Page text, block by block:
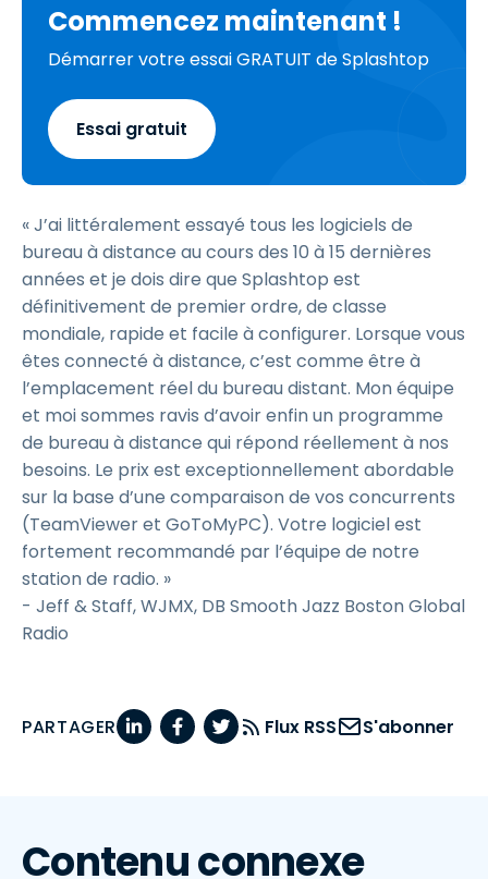
Commencez maintenant !
Démarrer votre essai GRATUIT de Splashtop
Essai gratuit
« J’ai littéralement essayé tous les logiciels de
bureau à distance au cours des 10 à 15 dernières
années et je dois dire que Splashtop est
définitivement de premier ordre, de classe
mondiale, rapide et facile à configurer. Lorsque vous
êtes connecté à distance, c’est comme être à
l’emplacement réel du bureau distant. Mon équipe
et moi sommes ravis d’avoir enfin un programme
de bureau à distance qui répond réellement à nos
besoins. Le prix est exceptionnellement abordable
sur la base d’une comparaison de vos concurrents
(TeamViewer et GoToMyPC). Votre logiciel est
fortement recommandé par l’équipe de notre
station de radio. »
- Jeff & Staff, WJMX, DB Smooth Jazz Boston Global
Radio
PARTAGER Flux RSS S'abonner
Contenu connexe